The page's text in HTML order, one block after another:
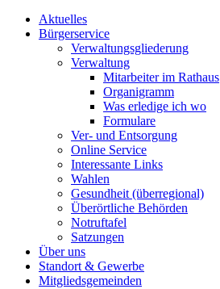
Aktuelles
Bürgerservice
Verwaltungsgliederung
Verwaltung
Mitarbeiter im Rathaus
Organigramm
Was erledige ich wo
Formulare
Ver- und Entsorgung
Online Service
Interessante Links
Wahlen
Gesundheit (überregional)
Überörtliche Behörden
Notruftafel
Satzungen
Über uns
Standort & Gewerbe
Mitgliedsgemeinden